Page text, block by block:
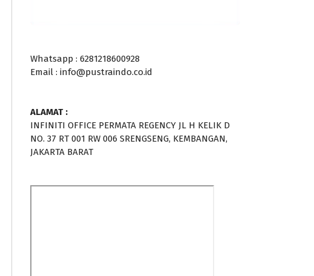
Whatsapp : 6281218600928
Email : info@pustraindo.co.id
ALAMAT :
INFINITI OFFICE PERMATA REGENCY JL H KELIK D
NO. 37 RT 001 RW 006 SRENGSENG, KEMBANGAN,
JAKARTA BARAT